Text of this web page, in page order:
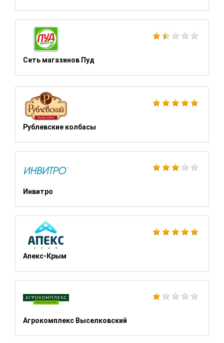
Сеть магазинов Пуд
Рублевские колбасы
Инвитро
Апекс-Крым
Агрокомплекс Выселковский